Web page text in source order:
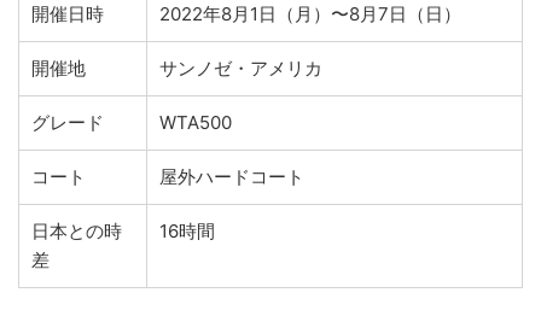
開催日時 2022年8月1日（月）〜8月7日（日）
開催地 サンノゼ・アメリカ
グレード WTA500
コート 屋外ハードコート
日本との時
差
16時間